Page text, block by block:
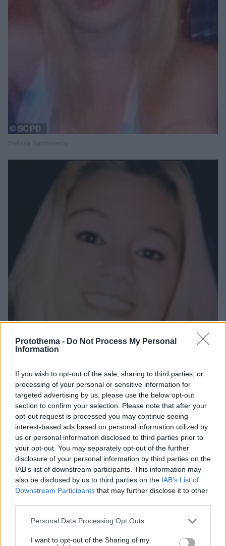
Protothema - Do Not Process My Personal
Information
If you wish to opt-out of the sale, sharing to third parties, or
processing of your personal or sensitive information for
targeted advertising by us, please use the below opt-out
section to confirm your selection. Please note that after your
opt-out request is processed you may continue seeing
interest-based ads based on personal information utilized by
us or personal information disclosed to third parties prior to
your opt-out. You may separately opt-out of the further
disclosure of your personal information by third parties on the
IAB’s list of downstream participants. This information may
also be disclosed by us to third parties on the IAB’s List of
Downstream Participants that may further disclose it to other
Please note that this website/app uses one or more Google
not limited to your visit or usage behaviour. You may click to
Personal Data Processing Opt Outs
I want to opt-out of the Sharing of my
Megan Waterman